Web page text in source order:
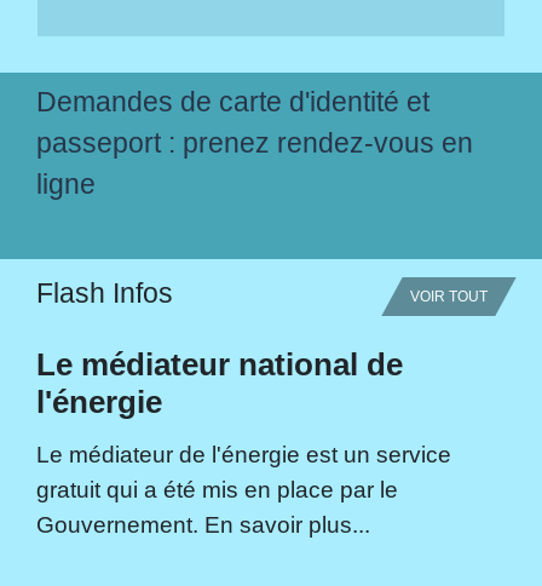
Demandes de carte d'identité et
passeport : prenez rendez-vous en
ligne
Flash Infos VOIR TOUT
Le médiateur national de
l'énergie
Le médiateur de l'énergie est un service
gratuit qui a été mis en place par le
Gouvernement. En savoir plus...